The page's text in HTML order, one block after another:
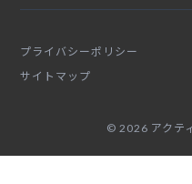
プライバシーポリシー
サイトマップ
© 2026 アクテ